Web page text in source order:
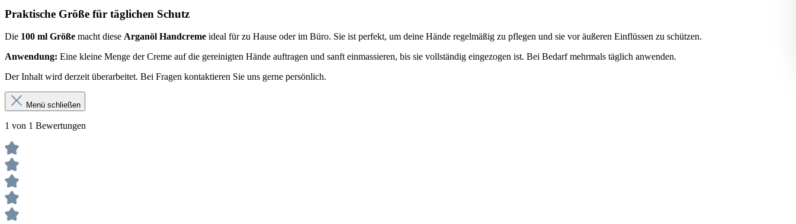
Praktische Größe für täglichen Schutz
Die 100 ml Größe macht diese Arganöl Handcreme ideal für zu Hause oder im Büro. Sie ist perfekt, um deine Hände regelmäßig zu pflegen und sie vor äußeren Einflüssen zu schützen.
Anwendung: Eine kleine Menge der Creme auf die gereinigten Hände auftragen und sanft einmassieren, bis sie vollständig eingezogen ist. Bei Bedarf mehrmals täglich anwenden.
Der Inhalt wird derzeit überarbeitet. Bei Fragen kontaktieren Sie uns gerne persönlich.
Menü schließen
1 von 1 Bewertungen